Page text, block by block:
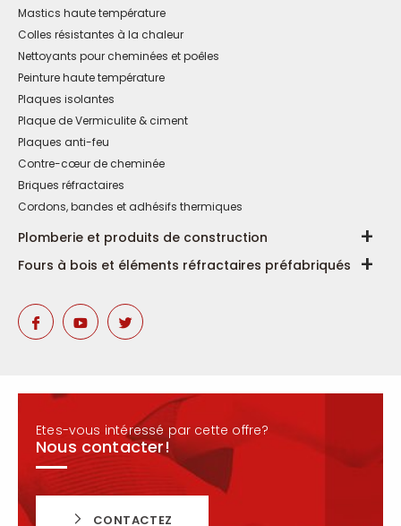
Mastics haute température
Colles résistantes à la chaleur
Nettoyants pour cheminées et poêles
Peinture haute température
Plaques isolantes
Plaque de Vermiculite & ciment
Plaques anti-feu
Contre-cœur de cheminée
Briques réfractaires
Cordons, bandes et adhésifs thermiques
Plomberie et produits de construction
Fours à bois et éléments réfractaires préfabriqués
Etes-vous intéressé par cette offre?
Nous contacter!
CONTACTEZ